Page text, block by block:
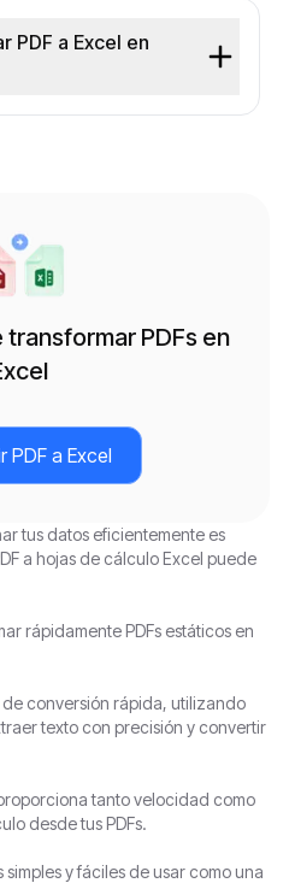
PDF a Excel en
transformar PDFs en
PDF a Excel
tus datos eficientemente es
a hojas de cálculo Excel puede
rápidamente PDFs estáticos en
conversión rápida, utilizando
texto con precisión y convertir
tanto velocidad como
desde tus PDFs.
y fáciles de usar como una